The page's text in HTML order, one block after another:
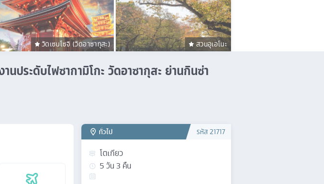
วัดเซนโซจิ (วัดอาซากุสะ) สวนอุเอโนะ
ประดับไฟซากามิโกะ วัดอาซากุสะ ย่านกินซ่า
ทั่วไป รหัส21717
โตเกียว
5วัน3 คืน